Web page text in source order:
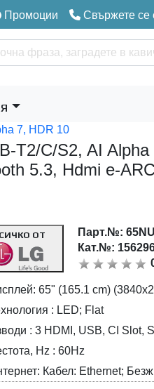
Промоции Свържете се
7, HDR 10
T2/C/S2, AI
5.3, Hdmi e-
ОТ Парт.№:
Кат.№:
65" (165.1 cm)
: LED; Flat
: 3 HDMI, USB, CI Slot,
Hz : 60Hz
Кабел: Ethernet;